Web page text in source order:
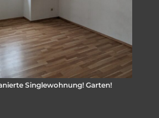
Singlewohnung! Garten!